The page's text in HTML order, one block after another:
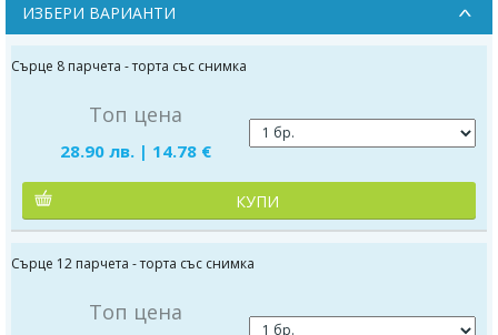
ИЗБЕРИ ВАРИАНТИ
Сърце 8 парчета - торта със снимка
Топ цена
28.90 лв. | 14.78 €
КУПИ
Сърце 12 парчета - торта със снимка
Топ цена